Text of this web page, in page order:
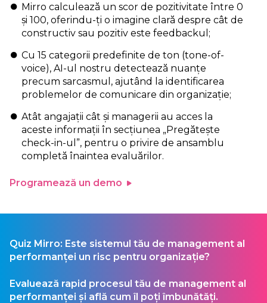
Mirro calculează un scor de pozitivitate între 0
și 100, oferindu-ți o imagine clară despre cât de
constructiv sau pozitiv este feedbackul;
Cu 15 categorii predefinite de ton (tone-of-
voice), AI-ul nostru detectează nuanțe
precum sarcasmul, ajutând la identificarea
problemelor de comunicare din organizație;
Atât angajații cât și managerii au acces la
aceste informații în secțiunea „Pregătește
check-in-ul”, pentru o privire de ansamblu
completă înaintea evaluărilor.
Programează un demo
Quiz Mirro: Este sistemul tău de management al
performanței un risc pentru organizație?
Evaluează rapid procesul tău de management al
performanței și află cum îl poți îmbunătăți.